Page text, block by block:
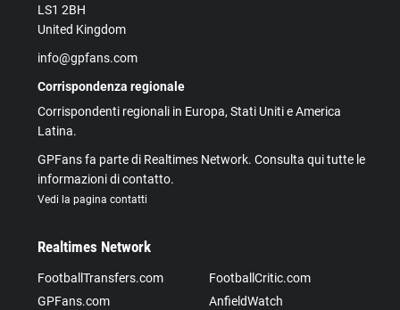
LS1 2BH
United Kingdom
info@gpfans.com
Corrispondenza regionale
Corrispondenti regionali in Europa, Stati Uniti e America
Latina.
GPFans fa parte di Realtimes Network. Consulta qui tutte le
informazioni di contatto.
Vedi la pagina contatti
Realtimes Network
FootballTransfers.com
FootballCritic.com
GPFans.com
AnfieldWatch